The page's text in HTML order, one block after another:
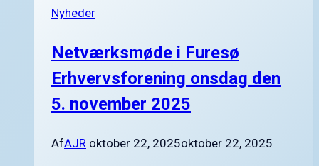
november
2023
Nyheder
Netværksmøde i Furesø
Erhvervsforening onsdag den
5. november 2025
AfAJR oktober 22, 2025oktober 22, 2025